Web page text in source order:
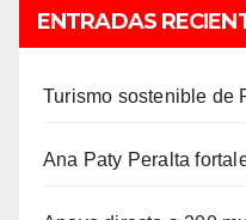
ENTRADAS
Turismo sostenible de
Ana Paty Peralta